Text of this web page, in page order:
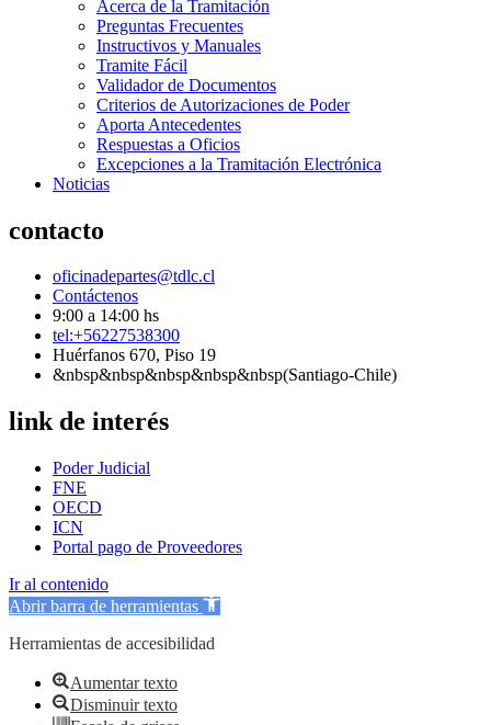
Acerca de la Tramitación
Preguntas Frecuentes
Instructivos y Manuales
Tramite Fácil
Validador de Documentos
Criterios de Autorizaciones de Poder
Aporta Antecedentes
Respuestas a Oficios
Excepciones a la Tramitación Electrónica
Noticias
contacto
oficinadepartes@tdlc.cl
Contáctenos
9:00 a 14:00 hs
tel:+56227538300
Huérfanos 670, Piso 19
&nbsp&nbsp&nbsp&nbsp&nbsp(Santiago-Chile)
link de interés
Poder Judicial
FNE
OECD
ICN
Portal pago de Proveedores
Ir al contenido
Abrir barra de herramientas
Herramientas de accesibilidad
Aumentar texto
Disminuir texto